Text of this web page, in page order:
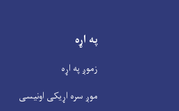
په اړه
زموږ په اړه
موږ سره اړیکی اونیسی